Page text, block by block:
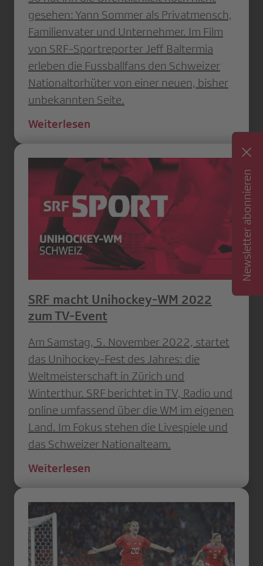
gesehen: Yann Sommer als Privatmensch,
Familienvater und Unternehmer. Im Film
von SRF-Sportreporter Jeff Baltermia
erleben die Fussballfans den Schweizer
Nationaltorhüter von einer neuen, bisher
unbekannten Seite.
Weiterlesen
SRF macht Unihockey-WM 2022
zum TV-Event
Am Samstag, 5. November 2022, startet
das Unihockey-Fest des Jahres: die
Weltmeisterschaft in Zürich und
Winterthur. SRF berichtet in TV, Radio und
online umfassend über die WM im eigenen
Land. Im Fokus stehen die Livespiele und
das Schweizer Nationalteam.
Weiterlesen
Newsletter abonnieren